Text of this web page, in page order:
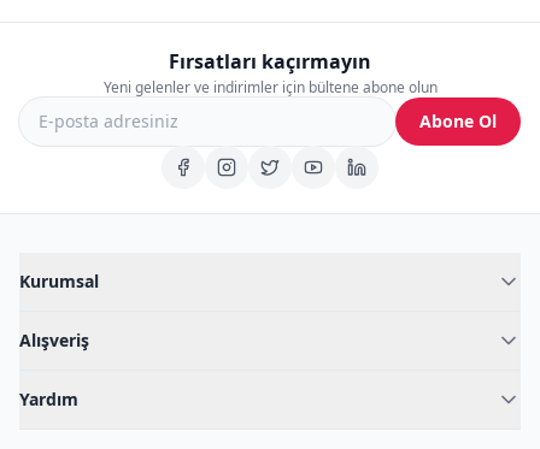
Fırsatları kaçırmayın
Yeni gelenler ve indirimler için bültene abone olun
Abone Ol
Kurumsal
Blog
İç Giyim Rehberi
Alışveriş
Yardım